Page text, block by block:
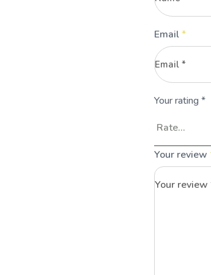
Email*
Your rating*
Your review